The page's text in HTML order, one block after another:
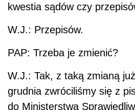
kwestia sądów czy
W.J.: Przepisów.
PAP: Trzeba je zmienić?
W.J.: Tak, z taką zmianą
grudnia zwróciliśmy się z
do Ministerstwa